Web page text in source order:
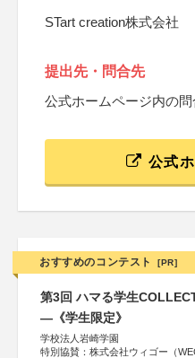
STart creation株式会社
提出先・問合先
公式ホームページ内の
公式
おすすめのコンテスト [PR]
第3回 ハマる学生
―《学生限定》
学校法人岩崎学園
特別協賛：株式会社ウィゴー（